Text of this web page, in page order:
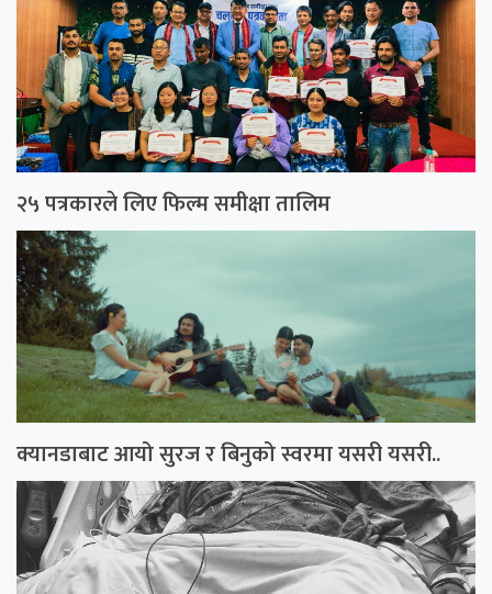
२५ पत्रकारले लिए फिल्म समीक्षा तालिम
क्यानडाबाट आयो सुरज र बिनुको स्वरमा यसरी यसरी..